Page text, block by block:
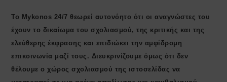
Το Mykonos 24/7 θεωρεί αυτονόητο ότι οι αναγνώστες του
έχουν το δικαίωμα του σχολιασμού, της κριτικής και της
ελεύθερης έκφρασης και επιδιώκει την αμφίδρομη
επικοινωνία μαζί τους. Διευκρινίζουμε όμως ότι δεν
θέλουμε ο χώρος σχολιασμού της ιστοσελίδας να